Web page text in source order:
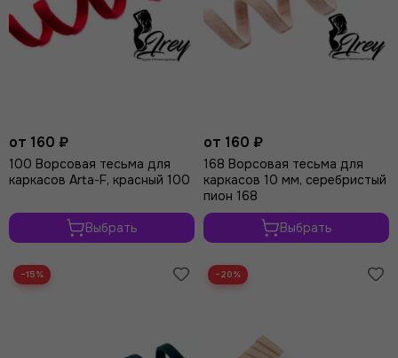
от 160 ₽
100 Ворсовая тесьма для
каркасов Arta-F, красный 100
Выбрать
от 160 ₽
168 Ворсовая тесьма для
каркасов 10 мм, серебристый
пион 168
Выбрать
−15% −20%